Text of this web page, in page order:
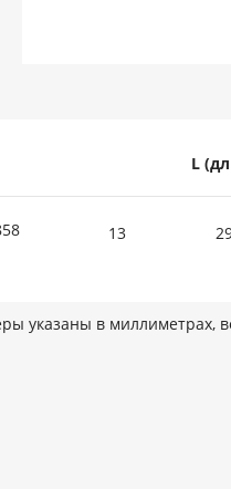
L
13
указаны в миллиметрах,